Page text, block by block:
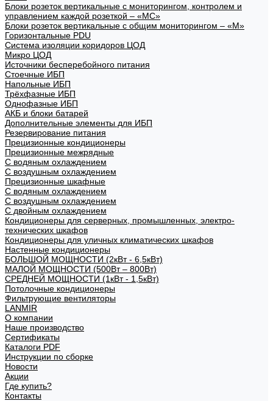
Блоки розеток вертикальные с мониторингом, контролем и
управлением каждой розеткой – «МС»
Блоки розеток вертикальные с общим мониторингом – «М»
Горизонтальные PDU
Система изоляции коридоров ЦОД
Микро ЦОД
Источники бесперебойного питания
Стоечные ИБП
Напольные ИБП
Трёхфазные ИБП
Однофазные ИБП
АКБ и блоки батарей
Дополнительные элементы для ИБП
Резервирование питания
Прецизионные кондиционеры
Прецизионные межрядные
С водяным охлаждением
С воздушным охлаждением
Прецизионные шкафные
С водяным охлаждением
С воздушным охлаждением
С двойным охлаждением
Кондиционеры для серверных, промышленных, электро-
технических шкафов
Кондиционеры для уличных климатических шкафов
Настенные кондиционеры
БОЛЬШОЙ МОЩНОСТИ (2кВт - 6,5кВт)
МАЛОЙ МОЩНОСТИ (500Вт – 800Вт)
СРЕДНЕЙ МОЩНОСТИ (1кВт - 1,5кВт)
Потолочные кондиционеры
Фильтрующие вентиляторы
LANMIR
О компании
Наше производство
Сертификаты
Каталоги PDF
Инструкции по сборке
Новости
Акции
Где купить?
Контакты